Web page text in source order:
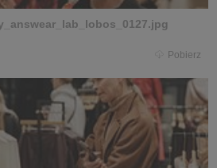
Pobierz